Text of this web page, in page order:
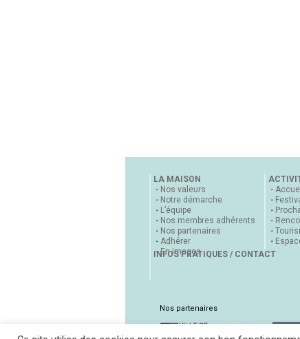
LA MAISON
Nos valeurs
Notre démarche
L’équipe
Nos membres adhérents
Nos partenaires
Adhérer
En images
INFOS PRATIQUES / CONTACT
Nos partenaires